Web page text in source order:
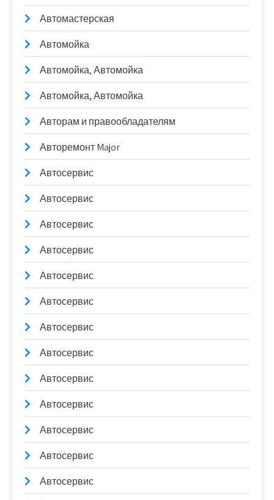
Автомастерская
Автомойка
Автомойка, Автомойка
Автомойка, Автомойка
Авторам и правообладателям
Авторемонт Major
Автосервис
Автосервис
Автосервис
Автосервис
Автосервис
Автосервис
Автосервис
Автосервис
Автосервис
Автосервис
Автосервис
Автосервис
Автосервис